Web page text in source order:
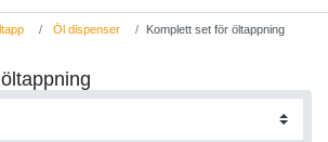
Öl dispenser Komplett set för öltappning